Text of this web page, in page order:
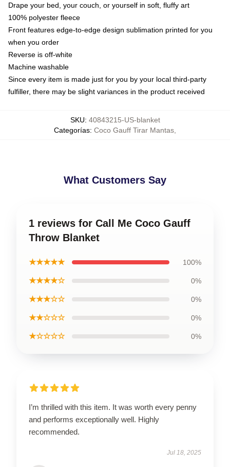
Drape your bed, your couch, or yourself in soft, fluffy art
100% polyester fleece
Front features edge-to-edge design sublimation printed for you
when you order
Reverse is off-white
Machine washable
Since every item is made just for you by your local third-party
fulfiller, there may be slight variances in the product received
SKU: 40843215-US-blanket
Categorías: Coco Gauff Tirar Mantas
What Customers Say
1 reviews for Call Me Coco Gauff
Throw Blanket
★★★★★ 100%
★★★★☆ 0%
★★★☆☆ 0%
★★☆☆☆ 0%
★☆☆☆☆ 0%
I’m thrilled with this item. It was worth every penny
and performs exceptionally well. Highly
recommended.
Jul 18, 2025